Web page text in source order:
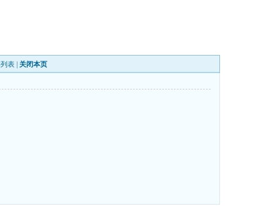
表 关闭本页